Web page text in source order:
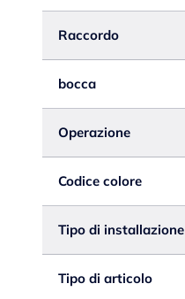
Raccordo
bocca
Operazione
Codice colore
Tipo di installazione
Tipo di articolo